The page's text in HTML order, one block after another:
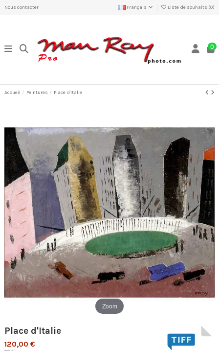
Nous contacter Français Liste de souhaits (0)
0
Accueil Peintures Place d'Italie
Zoom
Place d'Italie
120,00 €